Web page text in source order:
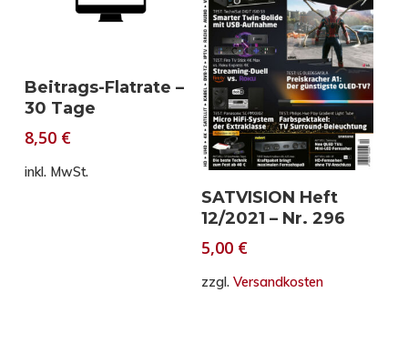
In den Warenkorb
Beitrags-Flatrate –
30 Tage
8,50 €
inkl. MwSt.
In den Warenkorb
SATVISION Heft
12/2021 – Nr. 296
5,00 €
zzgl.Versandkosten